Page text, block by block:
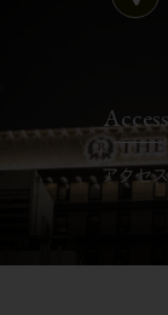
Access
アクセス